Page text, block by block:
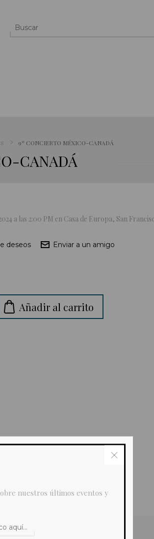
9º CONCIERTO MÉXICO-CANADÁ
CANADÁ
a las 2:00 PM en Casa de Europa, San
deseos Enviar a un amigo
Añadir al carrito
nuestros últimos eventos y